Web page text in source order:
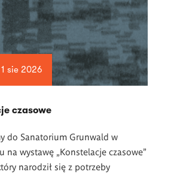
sie 2026
czasowe
do Sanatorium Grunwald w
na wystawę „Konstelacje czasowe”
narodził się z potrzeby